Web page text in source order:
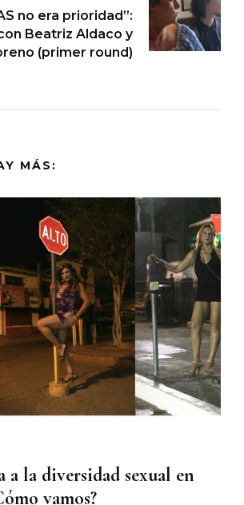
no era prioridad”:
Beatriz Aldaco y
(primer round)
MÁS:
a la diversidad sexual en
vamos?